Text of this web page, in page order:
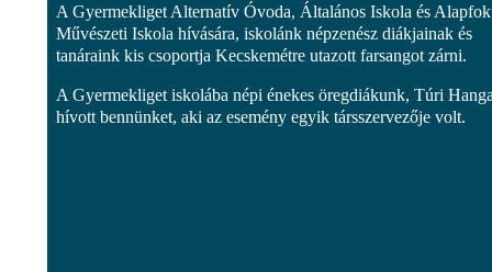
A Gyermekliget Alternatív Óvoda, Általános Iskola és
Művészeti Iskola hívására, iskolánk népzenész diákjainak és
tanáraink kis csoportja Kecskemétre utazott farsangot zárni.
A Gyermekliget iskolába népi énekes öregdiákunk, Túri
hívott bennünket, aki az esemény egyik társszervezője volt.